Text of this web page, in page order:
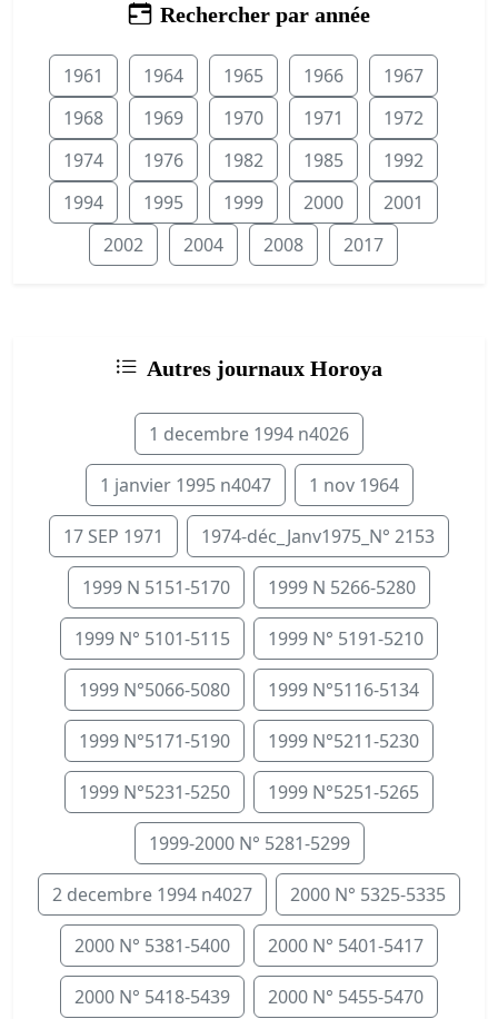
Rechercher par année
1961 1964 1965 1966
1967
1968
1969 1970 1971
1972
1974
1976 1982 1985
1992
1994
1995 1999 2000
2001
2002
2004 2008 2017
Autres journaux Horoya
1 decembre 1994 n4026
1 janvier 1995 n4047 1 nov 1964
17 SEP 1971 1974-déc_Janv1975_N° 2153
1999 N 5151-5170 1999 N 5266-5280
1999 N° 5101-5115 1999 N° 5191-5210
1999 N°5066-5080 1999 N°5116-5134
1999 N°5171-5190 1999 N°5211-5230
1999 N°5231-5250 1999 N°5251-5265
1999-2000 N° 5281-5299
2 decembre 1994 n4027 2000 N° 5325-5335
2000 N° 5381-5400 2000 N° 5401-5417
2000 N° 5418-5439 2000 N° 5455-5470